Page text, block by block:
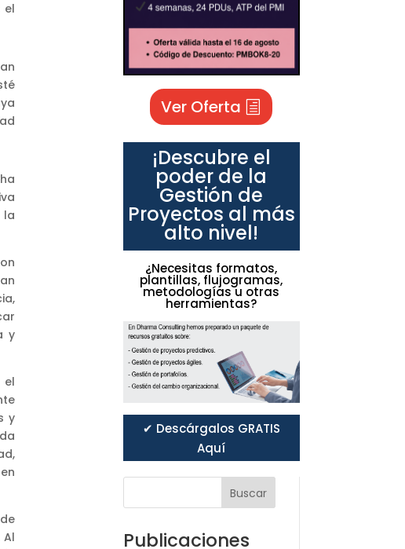
el
y
el
y
Ver Oferta
¡Descubre el
poder de la
Gestión de
Proyectos al más
alto nivel!
¿Necesitas formatos,
plantillas, flujogramas,
metodologías u otras
herramientas?
✔ Descárgalos GRATIS
Aquí
Buscar
Publicaciones